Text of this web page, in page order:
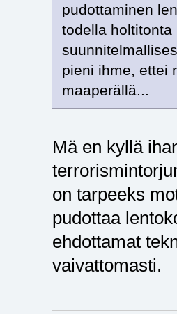
pudottaminen
todella
pieni ihme, ettei
maaperällä...
Mä en kyllä
on tarpeeks
pudottaa
ehdottamat
vaivattomasti.